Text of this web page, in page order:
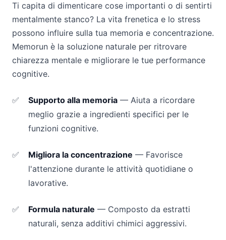
Ti capita di dimenticare cose importanti o di sentirti
mentalmente stanco? La vita frenetica e lo stress
possono influire sulla tua memoria e concentrazione.
Memorun è la soluzione naturale per ritrovare
chiarezza mentale e migliorare le tue performance
cognitive.
Supporto alla memoria — Aiuta a ricordare
meglio grazie a ingredienti specifici per le
funzioni cognitive.
Migliora la concentrazione — Favorisce
l'attenzione durante le attività quotidiane o
lavorative.
Formula naturale — Composto da estratti
naturali, senza additivi chimici aggressivi.